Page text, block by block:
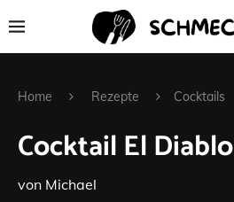
Home Rezepte Cocktails
Cocktail El Diablo
von Michael